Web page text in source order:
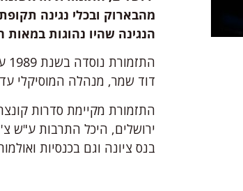
מהבארוק ובכלי נגינה
הנגינה שהיו נהוגות במאות ה-17
דוד שמר, מנהלה המוסיקלי
התזמורת מקיימת סדרות
ירושלים, היכל התרבות ע"ש
בנס ציונה וגם בכנסיות